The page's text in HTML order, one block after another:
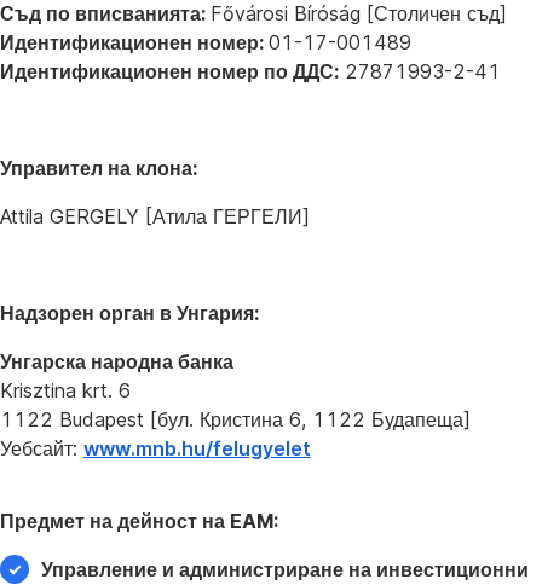
Съд по вписванията: Fővárosi Bíróság [Столичен съд]
Идентификационен номер: 01-17-001489
Идентификационен номер по ДДС: 27871993-2-41
Управител на клона:
Attila GERGELY [Атила ГЕРГЕЛИ]
Надзорен орган в Унгария:
Унгарска народна банка
Krisztina krt. 6
1122 Budapest [бул. Кристина 6, 1122 Будапеща]
Уебсайт: www.mnb.hu/felugyelet
Предмет на дейност на EAM:
Управление и администриране на инвестиционни